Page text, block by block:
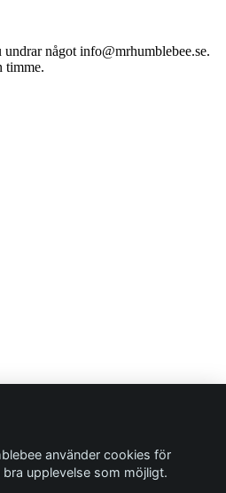
undrar något info@mrhumblebee.se.
timme.
leksaksbutik
använder cookies för
upplevelse som möjligt.